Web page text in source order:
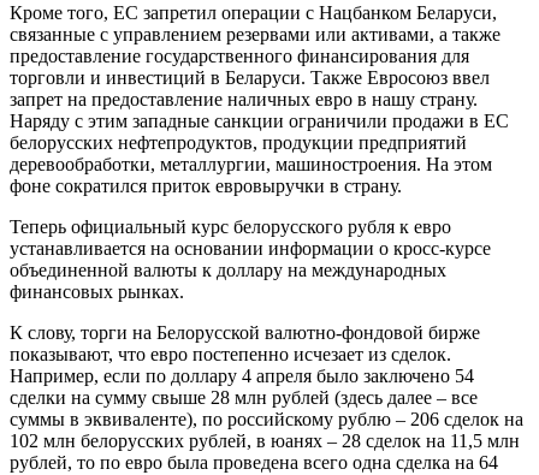
Кроме того, ЕС запретил операции с Нацбанком Беларуси,
связанные с управлением резервами или активами, а также
предоставление государственного финансирования для
торговли и инвестиций в Беларуси. Также Евросоюз ввел
запрет на предоставление наличных евро в нашу страну.
Наряду с этим западные санкции ограничили продажи в ЕС
белорусских нефтепродуктов, продукции предприятий
деревообработки, металлургии, машиностроения. На этом
фоне сократился приток евровыручки в страну.
Теперь официальный курс белорусского рубля к евро
устанавливается на основании информации о кросс-курсе
объединенной валюты к доллару на международных
финансовых рынках.
К слову, торги на Белорусской валютно-фондовой бирже
показывают, что евро постепенно исчезает из сделок.
Например, если по доллару 4 апреля было заключено 54
сделки на сумму свыше 28 млн рублей (здесь далее – все
суммы в эквиваленте), по российскому рублю – 206 сделок на
102 млн белорусских рублей, в юанях – 28 сделок на 11,5 млн
рублей, то по евро была проведена всего одна сделка на 64